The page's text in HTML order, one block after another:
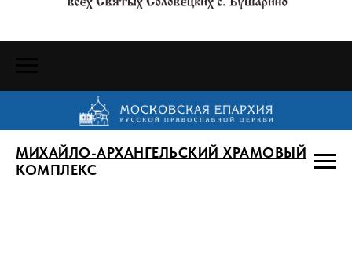
МИХАЙЛО-АРХАНГЕЛЬСКИЙ ХРАМОВЫЙ
КОМПЛЕКС